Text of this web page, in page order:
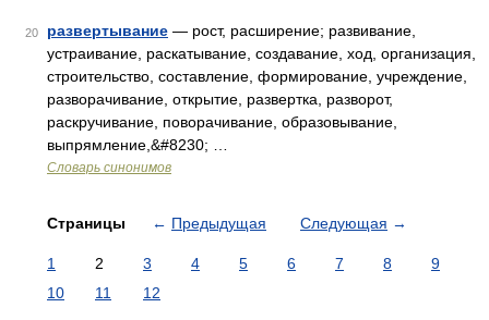
20 развертывание — рост, расширение; развивание,
устраивание, раскатывание, создавание, ход, организация,
строительство, составление, формирование, учреждение,
разворачивание, открытие, развертка, разворот,
раскручивание, поворачивание, образовывание,
выпрямление,&#8230; …
Словарь синонимов
Страницы ← Предыдущая Следующая →
1 2 3 4 5 6 7 8
9
10
11 12